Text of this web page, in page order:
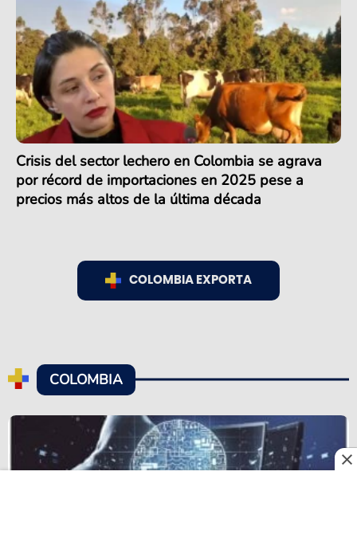
Crisis del sector lechero en Colombia se agrava
por récord de importaciones en 2025 pese a
precios más altos de la última década
COLOMBIA EXPORTA
COLOMBIA